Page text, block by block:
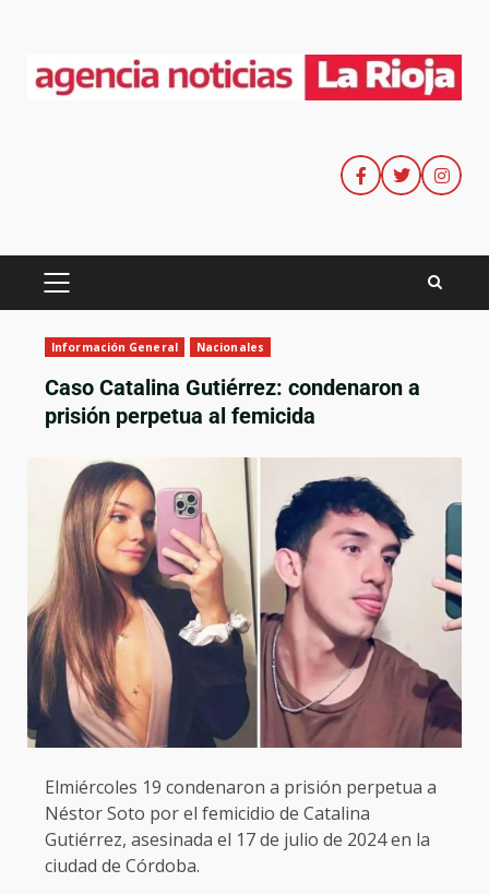
Información General Nacionales
Caso Catalina Gutiérrez: condenaron a
prisión perpetua al femicida
Elmiércoles 19 condenaron a prisión perpetua a
Néstor Soto por el femicidio de Catalina
Gutiérrez, asesinada el 17 de julio de 2024 en la
ciudad de Córdoba.